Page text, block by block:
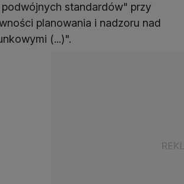
podwójnych standardów" przy
planowania i nadzoru nad
(...)".